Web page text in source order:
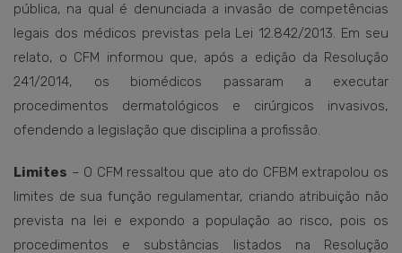
pública, na qual é denunciada a invasão de competências
legais dos médicos previstas pela Lei 12.842/2013. Em seu
relato, o CFM informou que, após a edição da Resolução
241/2014, os biomédicos passaram a executar
procedimentos dermatológicos e cirúrgicos invasivos,
ofendendo a legislação que disciplina a profissão.
Limites – O CFM ressaltou que ato do CFBM extrapolou os
limites de sua função regulamentar, criando atribuição não
prevista na lei e expondo a população ao risco, pois os
procedimentos e substâncias listados na Resolução